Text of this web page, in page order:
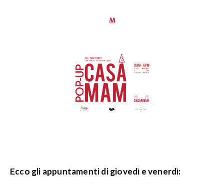
Ecco gli appuntamenti di giovedì e venerdì: